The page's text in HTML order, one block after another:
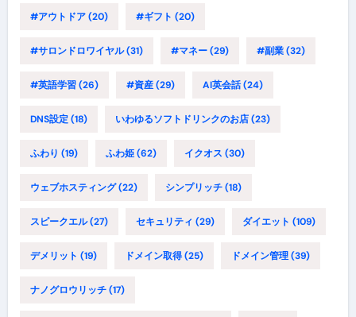
#アウトドア(20) #ギフト (20)
#サロンドロワイヤル(31) #マネー(29) #副業(32)
#英語学習(26) #資産(29) AI英会話(24)
DNS設定(18) いわゆるソフトドリンクのお店(23)
ふわり (19) ふわ姫(62) イクオス (30)
ウェブホスティング(22) シンプリッチ(18)
スピークエル(27) セキュリティ (29) ダイエット (109)
デメリット (19) ドメイン取得(25) ドメイン管理(39)
ナノグロウリッチ(17)